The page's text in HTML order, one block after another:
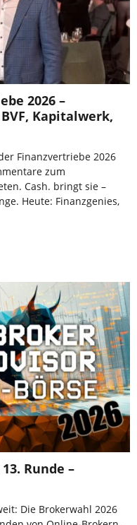
2026 –
Kapitalwerk,
Finanzvertriebe 2026
zum
Cash. bringt sie –
Heute: Finanzgenies,
Runde –
Die Brokerwahl 2026